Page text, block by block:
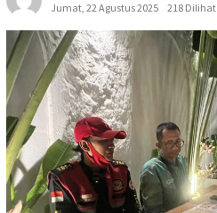
Jumat, 22 Agustus 2025
218 Dilihat